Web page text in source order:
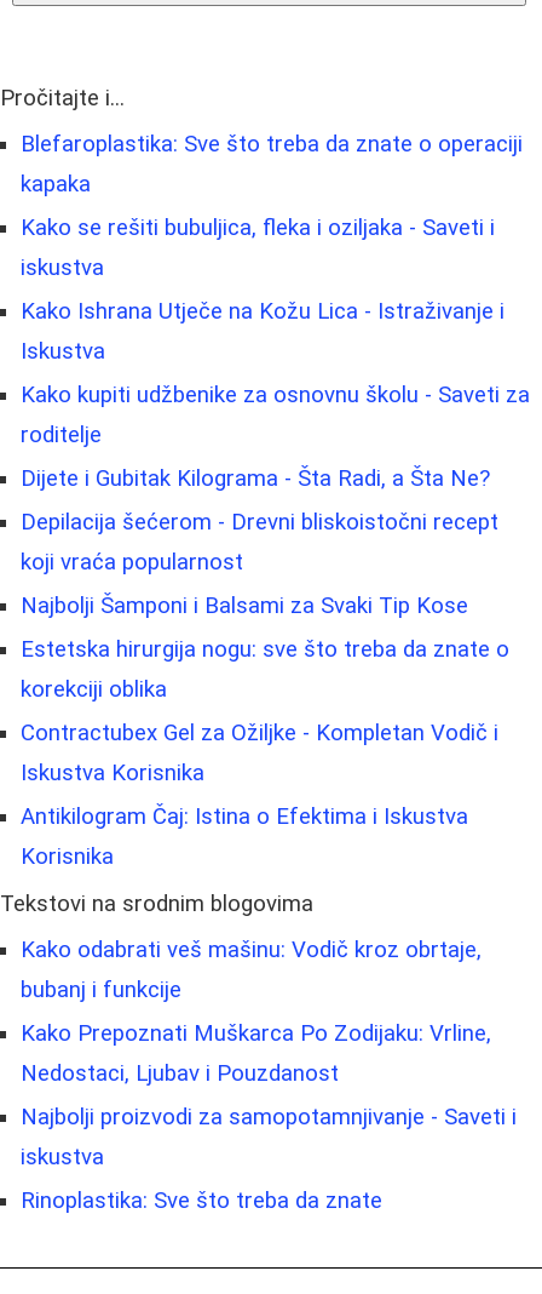
Pročitajte i...
Blefaroplastika: Sve što treba da znate o operaciji
kapaka
Kako se rešiti bubuljica, fleka i oziljaka - Saveti i
iskustva
Kako Ishrana Utječe na Kožu Lica - Istraživanje i
Iskustva
Kako kupiti udžbenike za osnovnu školu - Saveti za
roditelje
Dijete i Gubitak Kilograma - Šta Radi, a Šta Ne?
Depilacija šećerom - Drevni bliskoistočni recept
koji vraća popularnost
Najbolji Šamponi i Balsami za Svaki Tip Kose
Estetska hirurgija nogu: sve što treba da znate o
korekciji oblika
Contractubex Gel za Ožiljke - Kompletan Vodič i
Iskustva Korisnika
Antikilogram Čaj: Istina o Efektima i Iskustva
Korisnika
Tekstovi na srodnim blogovima
Kako odabrati veš mašinu: Vodič kroz obrtaje,
bubanj i funkcije
Kako Prepoznati Muškarca Po Zodijaku: Vrline,
Nedostaci, Ljubav i Pouzdanost
Najbolji proizvodi za samopotamnjivanje - Saveti i
iskustva
Rinoplastika: Sve što treba da znate